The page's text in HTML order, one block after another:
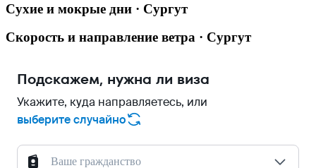
Сухие и мокрые дни · Сургут
Скорость и направление ветра · Сургут
Подскажем, нужна ли виза
Укажите, куда направляетесь, или
выберите случайно
Ваше гражданство